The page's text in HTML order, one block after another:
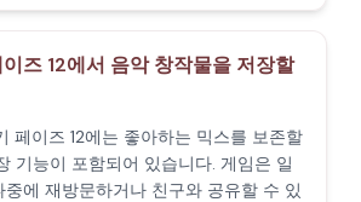
즈 12에서 음악 창작물을 저장할
페이즈 12에는 좋아하는 믹스를 보존할
기능이 포함되어 있습니다. 게임은 일
중에 재방문하거나 친구와 공유할 수 있